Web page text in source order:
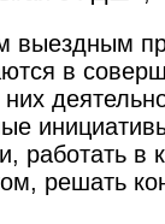
выездным
в
работать в
решать